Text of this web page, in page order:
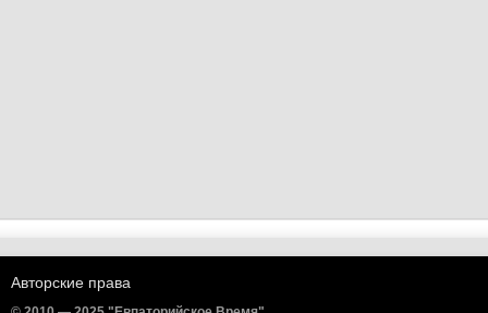
Авторские права